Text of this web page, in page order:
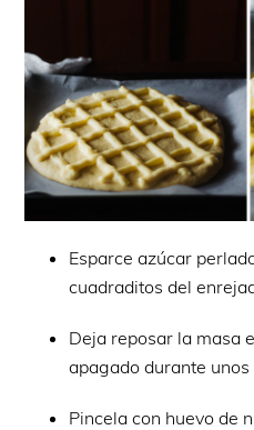
Esparce azúcar
cuadraditos del
Deja reposar la masa
apagado durante
Pincela con huevo de